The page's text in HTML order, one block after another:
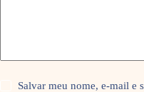
Salvar meu nome, e-mail e